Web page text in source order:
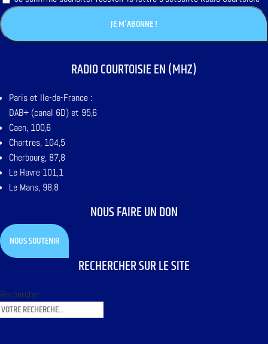
RADIO COURTOISIE EN (MHZ)
Paris et Ile-de-France :
DAB+ (canal 6D) et 95,6
Caen, 100,6
Chartres, 104,5
Cherbourg, 87,8
Le Havre 101,1
Le Mans, 98,8
NOUS FAIRE UN DON
NOUS SOUTENIR
RECHERCHER SUR LE SITE
Rechercher